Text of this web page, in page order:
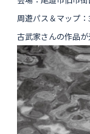
周遊パス＆マップ
古武家さんの作品が